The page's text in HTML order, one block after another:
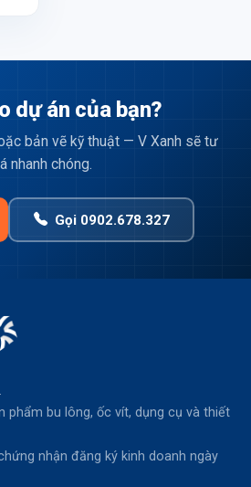
dự án của bạn?
bản vẽ kỹ thuật — V Xanh sẽ tư
nhanh chóng.
Gọi 0902.678.327
phẩm bu lông, ốc vít, dụng cụ và thiết
nhận đăng ký kinh doanh ngày